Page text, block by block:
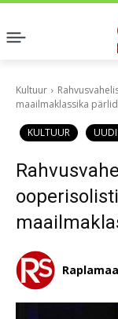
Kultuur
maailmaklassika pärlid
KULTUUR